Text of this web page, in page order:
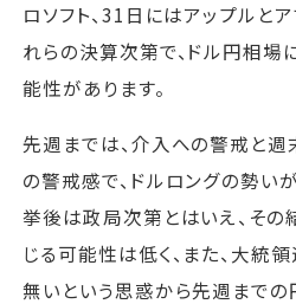
ロソフト、31日にはアップルと
れらの決算次第で、ドル円相
能性があります。
先週までは、介入への警戒と
の警戒感で、ドルロングの勢い
挙後は政局次第とはいえ、そ
じる可能性は低く、また、大統
無いという思惑から先週まで